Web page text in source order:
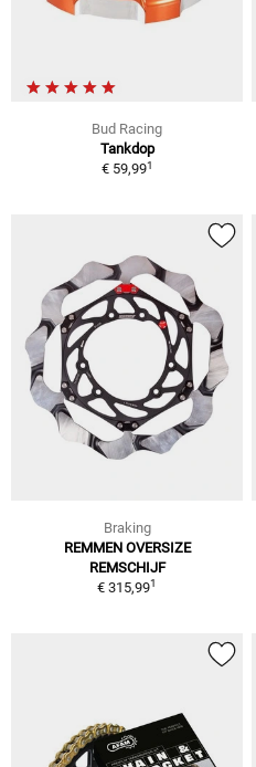
Bud Racing
Tankdop
€ 59,991
Braking
REMMEN OVERSIZE
REMSCHIJF
€ 315,991